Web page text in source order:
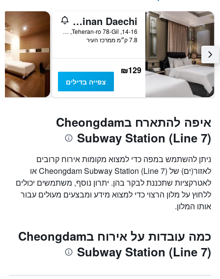
Cullinan Daechi
14-16, Teheran-ro 78-Gil, סיאול, דרום קוריאה
7.8 ק״מ ממרכז העיר
₪129
צפייה בדילים
איפה להתארח בCheongdam
Subway Station (Line 7)
ניתן להשתמש במפה כדי למצוא מקומות אירוח קרובים
לאזור(ים) של Cheongdam Subway Station (Line 7) או
לאטרקציות שתכננת לבקר בהן. יתרון נוסף, משתמשים יכולים
ללחוץ על מלון הרצוי כדי למצוא מידע ומבצעים מעולים עבור
אותו המלון.
כמה עובדות על אירוח בCheongdam
Subway Station (Line 7)